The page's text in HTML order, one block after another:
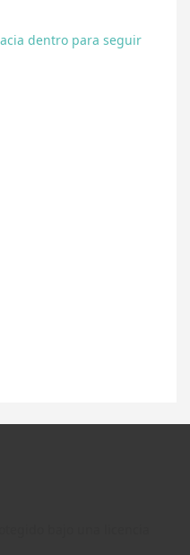
dentro para seguir